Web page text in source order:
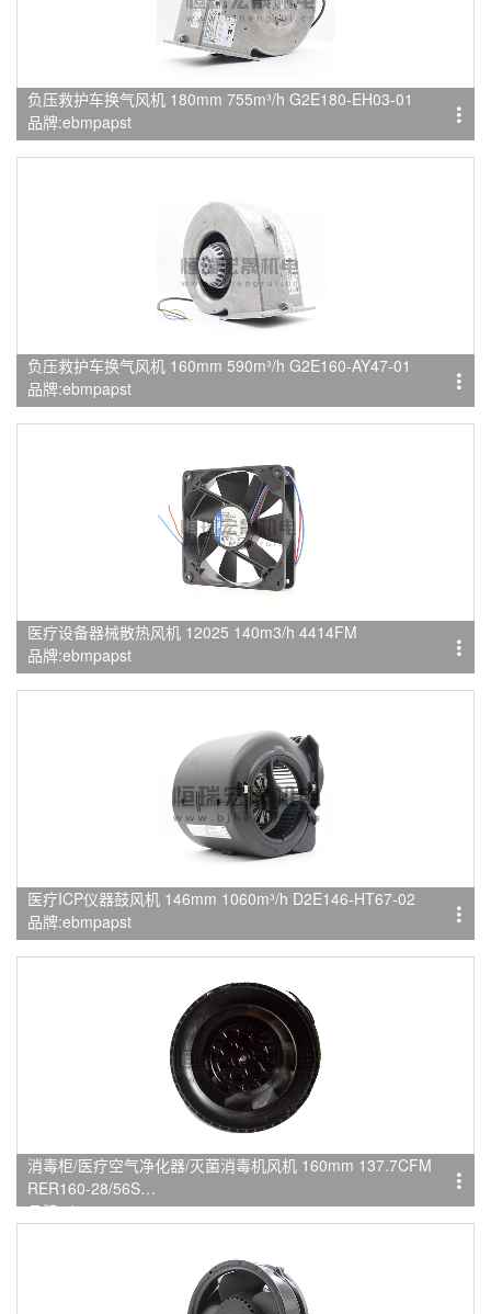
负压救护车换气风机 180mm 755m³/h G2E180-EH03-01
品牌:ebmpapst
负压救护车换气风机 160mm 590m³/h G2E160-AY47-01
品牌:ebmpapst
医疗设备器械散热风机 12025 140m3/h 4414FM
品牌:ebmpapst
医疗ICP仪器鼓风机 146mm 1060m³/h D2E146-HT67-02
品牌:ebmpapst
消毒柜/医疗空气净化器/灭菌消毒机风机 160mm 137.7CFM
RER160-28/56S
品牌:ebmpapst